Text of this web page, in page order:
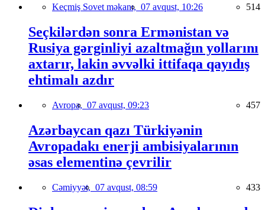
Keçmiş Sovet məkanı, 07 avqust, 10:26 514
Seçkilərdən sonra Ermənistan və
Rusiya gərginliyi azaltmağın yollarını
axtarır, lakin əvvəlki ittifaqa qayıdış
ehtimalı azdır
Avropa, 07 avqust, 09:23 457
Azərbaycan qazı Türkiyənin
Avropadakı enerji ambisiyalarının
əsas elementinə çevrilir
Cəmiyyət, 07 avqust, 08:59 433